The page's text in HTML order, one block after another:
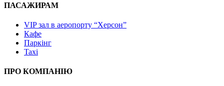
ПАСАЖИРАМ
VIP зал в аеропорту “Херсон”
Кафе
Паркінг
Taxi
ПРО КОМПАНІЮ